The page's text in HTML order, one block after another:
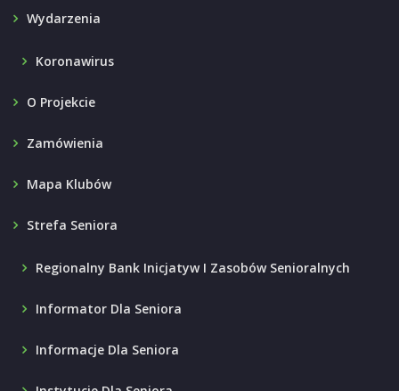
Wydarzenia
Koronawirus
O Projekcie
Zamówienia
Mapa Klubów
Strefa Seniora
Regionalny Bank Inicjatyw I Zasobów Senioralnych
Informator Dla Seniora
Informacje Dla Seniora